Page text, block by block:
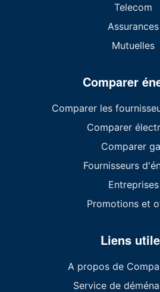
Telecom
Assurances
Mutuelles
Comparer
Comparer les
Comparer
Comparer
Fournisseurs
Entreprises
Promotions et
Liens
A propos de
Service de